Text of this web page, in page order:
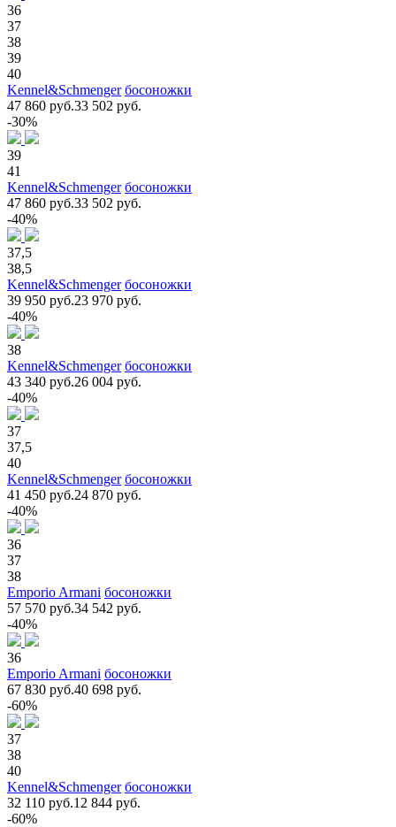
36
37
38
39
40
Kennel&Schmenger босоножки
47 860 руб.33 502 руб.
-30%
39
41
Kennel&Schmenger босоножки
47 860 руб.33 502 руб.
-40%
37,5
38,5
Kennel&Schmenger босоножки
39 950 руб.23 970 руб.
-40%
38
Kennel&Schmenger босоножки
43 340 руб.26 004 руб.
-40%
37
37,5
40
Kennel&Schmenger босоножки
41 450 руб.24 870 руб.
-40%
36
37
38
Emporio Armani босоножки
57 570 руб.34 542 руб.
-40%
36
Emporio Armani босоножки
67 830 руб.40 698 руб.
-60%
37
38
40
Kennel&Schmenger босоножки
32 110 руб.12 844 руб.
-60%